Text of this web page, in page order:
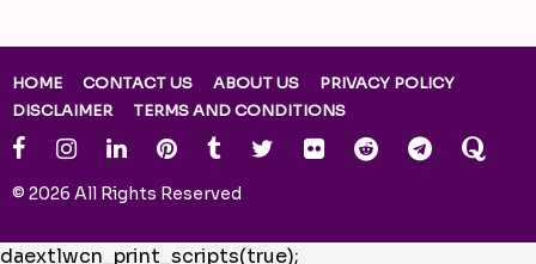
HOME CONTACT US ABOUT US
PRIVACY POLICY
DISCLAIMER
TERMS AND CONDITIONS
© 2026 All Rights Reserved
daextlwcn_print_scripts(true);